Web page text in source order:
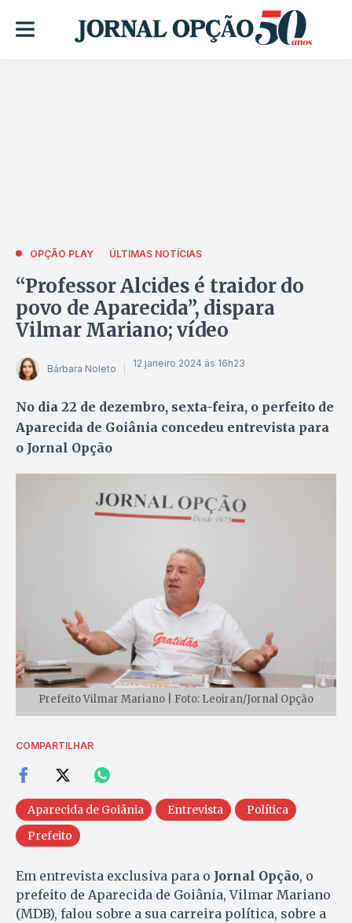
OPÇÃO PLAY ÚLTIMAS NOTÍCIAS
“Professor Alcides é traidor do
povo de Aparecida”, dispara
Vilmar Mariano; vídeo
Bárbara Noleto 12 janeiro 2024 às 16h23
No dia 22 de dezembro, sexta-feira, o perfeito de
Aparecida de Goiânia concedeu entrevista para
o Jornal Opção
Prefeito Vilmar Mariano | Foto: Leoiran/Jornal Opção
COMPARTILHAR
Aparecida de Goiânia Entrevista
Política
Prefeito
Em entrevista exclusiva para o Jornal Opção, o
prefeito de Aparecida de Goiânia, Vilmar Mariano
(MDB), falou sobre a sua carreira política, sobre a